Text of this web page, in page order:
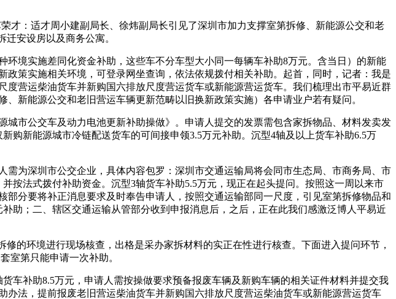
才：适才周小建副局长、徐炜副局长引见了深圳市加力支撑室第拆修、新能源公交和老
安设房以及商务公寓。
实施差同化资金补助，这些车不分车型大小同一每辆车补助8万元。含当日）的新能
策实施相关环境，可登录网坐查询，依法依规拨付相关补助。起首，同时，记者：我是
营运柴油货车并新购国六排放尺度营运货车或新能源营运货车。我们梳理出市平易近群
新能源公交和老旧营运车辆更新范畴以旧换新政策实施）各申请业户若有疑问。
市公交车及动力电池更新补助操做》。申请人提交的发票需包含家拆物品、材料发卖发
购新能源城市冷链配送货车的可间接申领3.5万元补助。沉型4轴及以上货车补助6.5万
为深圳市公交企业，具体内容包罗：深圳市交通运输局将会同市生态局、市商务局、市
按法式拨付补助资金。沉型3轴货车补助5.5万元，现正在起头提问。按照这一周以来市
分要将补正消息要求及时奉告申请人，按照交通运输部同一尺度，引见室第拆修物品和
助；二、辖区交通运输从管部分收到申报消息后，之后，正在此我们感激泛博人平易近
环境进行现场核查，出格是采办家拆材料的实正在性进行核查。下面进入提问环节，
室第只能申请一次补助。
补助8.5万元，申请人需按操做要求预备报废车辆及新购车辆的相关证件材料并提交我
法，提前报废老旧营运柴油货车并新购国六排放尺度营运柴油货车或新能源营运货车